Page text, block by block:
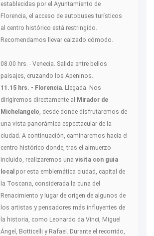
establecidas por el Ayuntamiento de
Florencia, el acceso de autobuses turísticos
al centro histórico está restringido.
Recomendamos llevar calzado cómodo.
08.00 hrs. - Venecia. Salida entre bellos
paisajes, cruzando los Apeninos.
11.15 hrs. - Florencia. Llegada. Nos
dirigiremos directamente al
Mirador de
Michelangelo, desde donde disfrutaremos de
una vista panorámica espectacular de la
ciudad. A continuación, caminaremos hacia el
centro histórico donde, tras el almuerzo
incluido, realizaremos una visita con guía
local por esta emblemática ciudad, capital de
la Toscana, considerada la cuna del
Renacimiento y lugar de origen de algunos de
los artistas y pensadores más influyentes de
la historia, como Leonardo da Vinci, Miguel
Ángel, Botticelli y Rafael. Durante el recorrido,